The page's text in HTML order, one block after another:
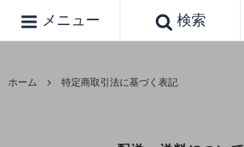
メニュー 検索
ホーム 特定商取引法に基づく表記